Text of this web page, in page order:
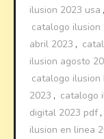
ilusion 2023 usa ,
catalogo
abril 2023 ,
ilusion agosto
catalogo ilusion
2023 , catalogo
digital 2023 pdf ,
ilusion en linea